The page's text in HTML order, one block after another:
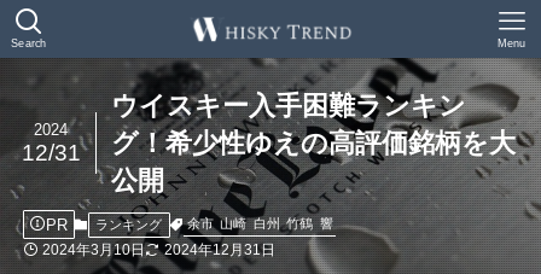
Search Menu
ウイスキー入手困難ランキン
グ！希少性ゆえの高評価銘柄を大
公開
2024
12/31
PR ランキング 余市 山崎 白州 竹鶴 響
2024年3月10日 2024年12月31日